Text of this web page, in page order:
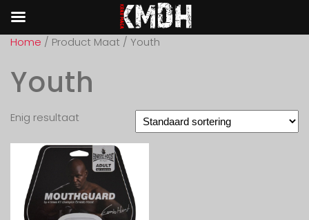
Home / Product Maat / Youth
Youth
Enig resultaat